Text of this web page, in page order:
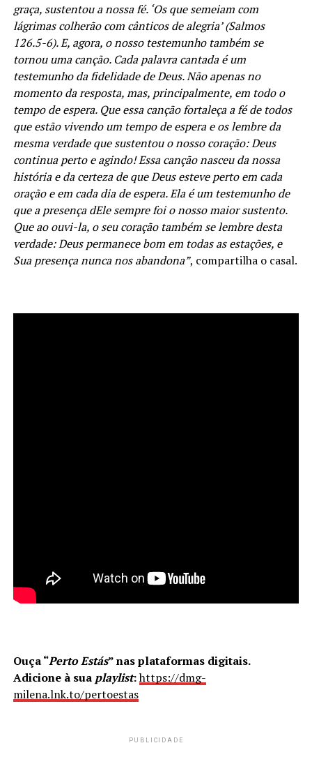
graça, sustentou a nossa fé. ‘Os que semeiam com
lágrimas colherão com cânticos de alegria’ (Salmos
126.5-6). E, agora, o nosso testemunho também se
tornou uma canção. Cada palavra cantada é um
testemunho da fidelidade de Deus. Não apenas no
momento da resposta, mas, principalmente, em todo o
tempo de espera. Que essa canção fortaleça a fé de todos
que estão vivendo um tempo de espera e os lembre da
mesma verdade que sustentou o nosso coração: Deus
continua perto e agindo! Essa canção nasceu da nossa
história e da certeza de que Deus esteve perto em cada
oração e em cada dia de espera. Ela é um testemunho de
que a presença dEle sempre foi o nosso maior sustento.
Que ao ouvi-la, o seu coração também se lembre desta
verdade: Deus permanece bom em todas as estações, e
Sua presença nunca nos abandona”, compartilha o casal.
Ouça “Perto Estás” nas plataformas digitais.
Adicione à sua playlist:https://dmg-
milena.lnk.to/pertoestas
PUBLICIDADE